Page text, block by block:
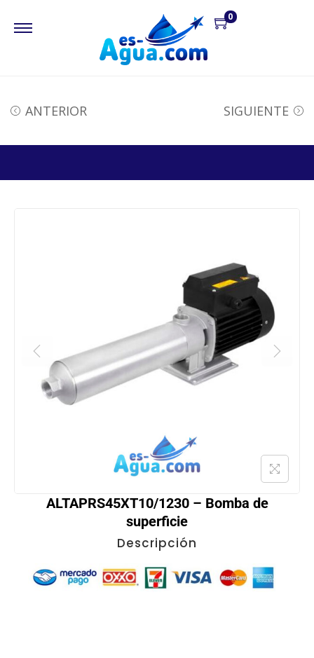
0
ANTERIOR SIGUIENTE
ALTAPRS45XT10/1230 – Bomba de
superficie
Descripción